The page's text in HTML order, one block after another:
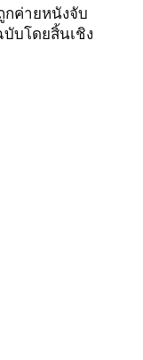
กค่ายหนังจับ
บโดยสิ้นเชิง